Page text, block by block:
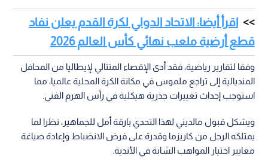
اقرأ أيضا: الاتحاد الدولي لكرة القدم يعلن نفاد
قطع أرضية ملعب نهائي كأس العالم 2026
وفقا لتقارير رياضية، فقد أدى الإقصاء المتتالي لإيطاليا من المحافل
المنديالية إلى تراجع ملموس في مكانة الكرة المحلية عالميا، مما
استوجب إحداث تغييرات جذرية هيكلية في رأس الهرم الفني.
ويشكل قبول مالديني لهذا التحدي بارقة أمل للجماهير، نظرا لما
يمتلكه الرجل من كاريزما وقدرة على فرض الانضباط وإعادة صياغة
معايير اختيار المواهب الشابة في الأندية.